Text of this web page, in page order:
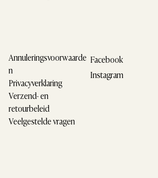
Annuleringsvoorwaarde
n
Privacyverklaring
Verzend- en
retourbeleid
Veelgestelde vragen
Facebook
Instagram